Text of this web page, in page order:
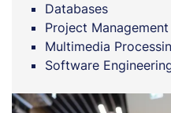
Databases
Project Management
Multimedia
Software